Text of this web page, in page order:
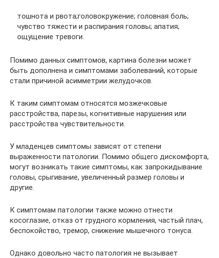
тошнота и рвота;головокружение; головная боль;
чувство тяжести и распирания головы; апатия;
ощущение тревоги.
Помимо данных симптомов, картина болезни может
быть дополнена и симптомами заболеваний, которые
стали причиной асимметрии желудочков.
К таким симптомам относятся мозжечковые
расстройства, парезы, когнитивные нарушения или
расстройства чувствительности.
У младенцев симптомы зависят от степени
выраженности патологии. Помимо общего дискомфорта,
могут возникать такие симптомы, как запрокидывание
головы, срыгивание, увеличенный размер головы и
другие.
К симптомам патологии также можно отнести
косоглазие, отказ от грудного кормления, частый плач,
беспокойство, тремор, снижение мышечного тонуса.
Однако довольно часто патология не вызывает